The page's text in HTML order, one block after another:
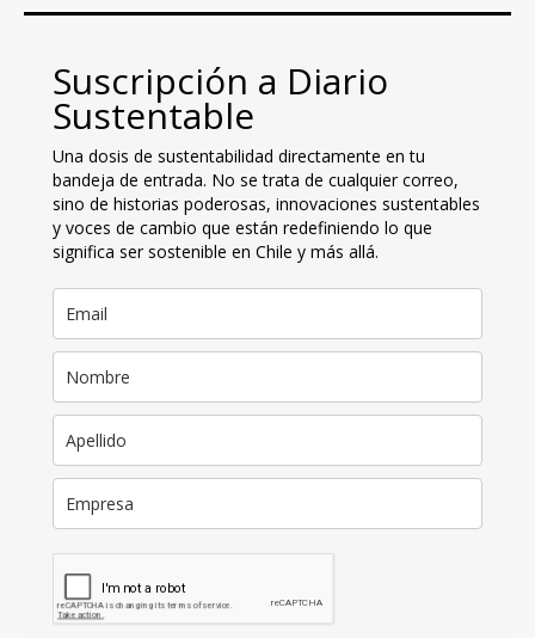
Suscripción a Diario
Sustentable
Una dosis de sustentabilidad directamente en tu
bandeja de entrada. No se trata de cualquier correo,
sino de historias poderosas, innovaciones sustentables
y voces de cambio que están redefiniendo lo que
significa ser sostenible en Chile y más allá.